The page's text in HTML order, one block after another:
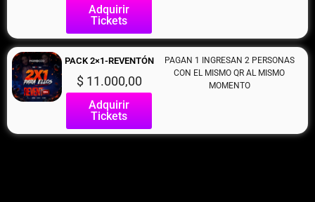
Adquirir
Tickets
PACK 2×1-REVENTÓN
$11.000,00
Adquirir
Tickets
PAGAN 1 INGRESAN 2 PERSONAS
CON EL MISMO QR AL MISMO
MOMENTO